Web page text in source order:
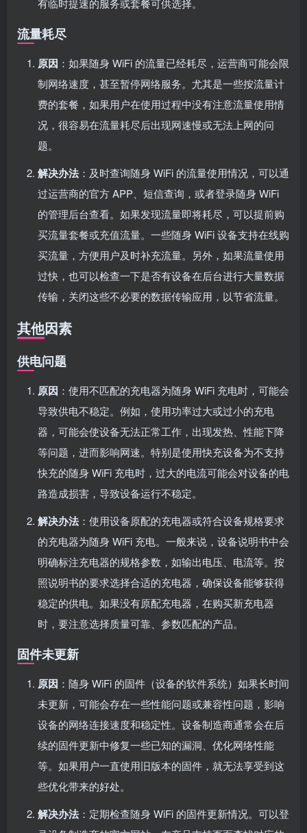
流量耗尽
原因 ：如果随身 WiFi 的流量已经耗尽，运营商可能会限
制网络速度，甚至暂停网络服务。尤其是一些按流量计
费的套餐，如果用户在使用过程中没有注意流量使用情
况，很容易在流量耗尽后出现网速慢或无法上网的问
题。
解决办法：及时查询随身 WiFi 的流量使用情况，可以通
过运营商的官方 APP、短信查询，或者登录随身 WiFi
的管理后台查看。如果发现流量即将耗尽，可以提前购
买流量套餐或充值流量。一些随身 WiFi 设备支持在线购
买流量，方便用户及时补充流量。另外，如果流量使用
过快，也可以检查一下是否有设备在后台进行大量数据
传输，关闭这些不必要的数据传输应用，以节省流量。
其他因素
供电问题
原因 ：使用不匹配的充电器为随身 WiFi 充电时，可能会
导致供电不稳定。例如，使用功率过大或过小的充电
器，可能会使设备无法正常工作，出现发热、性能下降
等问题，进而影响网速。特别是使用快充设备为不支持
快充的随身 WiFi 充电时，过大的电流可能会对设备的电
路造成损害，导致设备运行不稳定。
解决办法：使用设备原配的充电器或符合设备规格要求
的充电器为随身 WiFi 充电。一般来说，设备说明书中会
明确标注充电器的规格参数，如输出电压、电流等。按
照说明书的要求选择合适的充电器，确保设备能够获得
稳定的供电。如果没有原配充电器，在购买新充电器
时，要注意选择质量可靠、参数匹配的产品。
固件未更新
原因 ：随身 WiFi 的固件（设备的软件系统）如果长时间
未更新，可能会存在一些性能问题或兼容性问题，影响
设备的网络连接速度和稳定性。设备制造商通常会在后
续的固件更新中修复一些已知的漏洞、优化网络性能
等。如果用户一直使用旧版本的固件，就无法享受到这
些优化带来的好处。
解决办法：定期检查随身 WiFi 的固件更新情况。可以登